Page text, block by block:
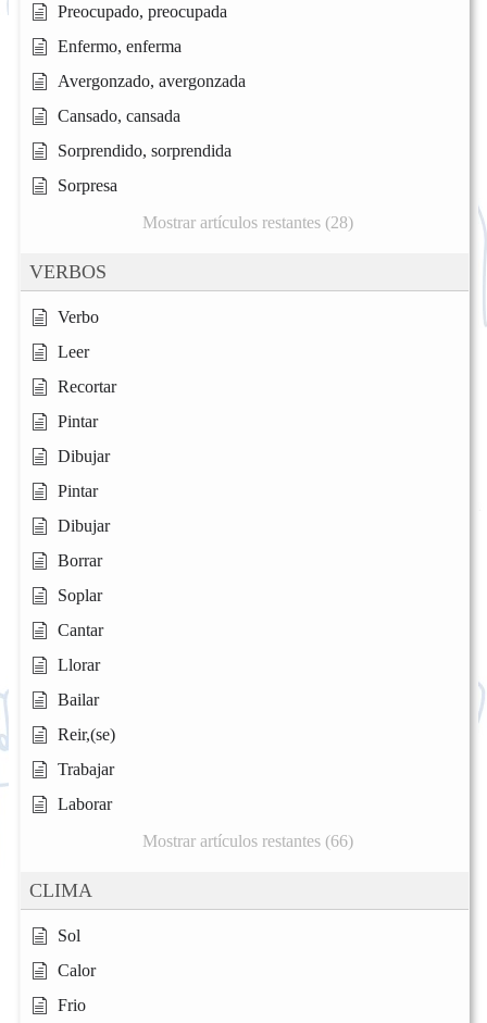
Preocupado, preocupada
Enfermo, enferma
Avergonzado, avergonzada
Cansado, cansada
Sorprendido, sorprendida
Sorpresa
Mostrar artículos restantes (28)
VERBOS
Verbo
Leer
Recortar
Pintar
Dibujar
Pintar
Dibujar
Borrar
Soplar
Cantar
Llorar
Bailar
Reir,(se)
Trabajar
Laborar
Mostrar artículos restantes (66)
CLIMA
Sol
Calor
Frio